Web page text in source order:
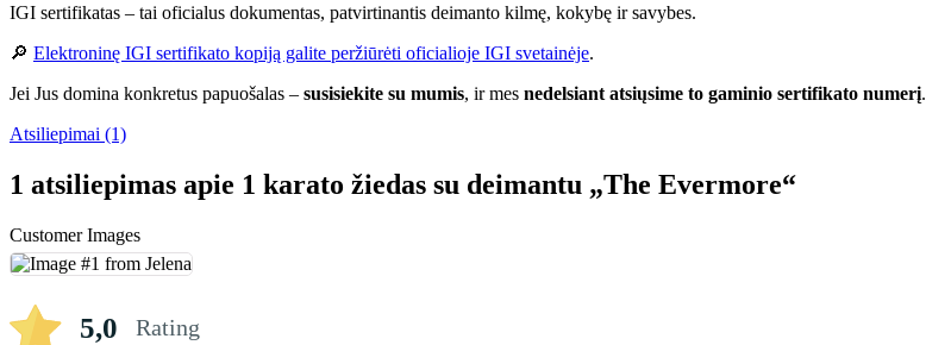
IGI sertifikatas – tai oficialus dokumentas, patvirtinantis deimanto kilmę, kokybę ir savybes.
🔎 Elektroninę IGI sertifikato kopiją galite peržiūrėti oficialioje IGI svetainėje.
Jei Jus domina konkretus papuošalas – susisiekite su mumis, ir mes nedelsiant atsiųsime to gaminio sertifikato numerį.
Atsiliepimai (1)
1 atsiliepimas apie 1 karato žiedas su deimantu „The Evermore“
Customer Images
5,0 Rating